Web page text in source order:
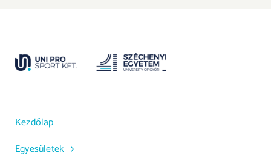
Kezdőlap
Egyesületek